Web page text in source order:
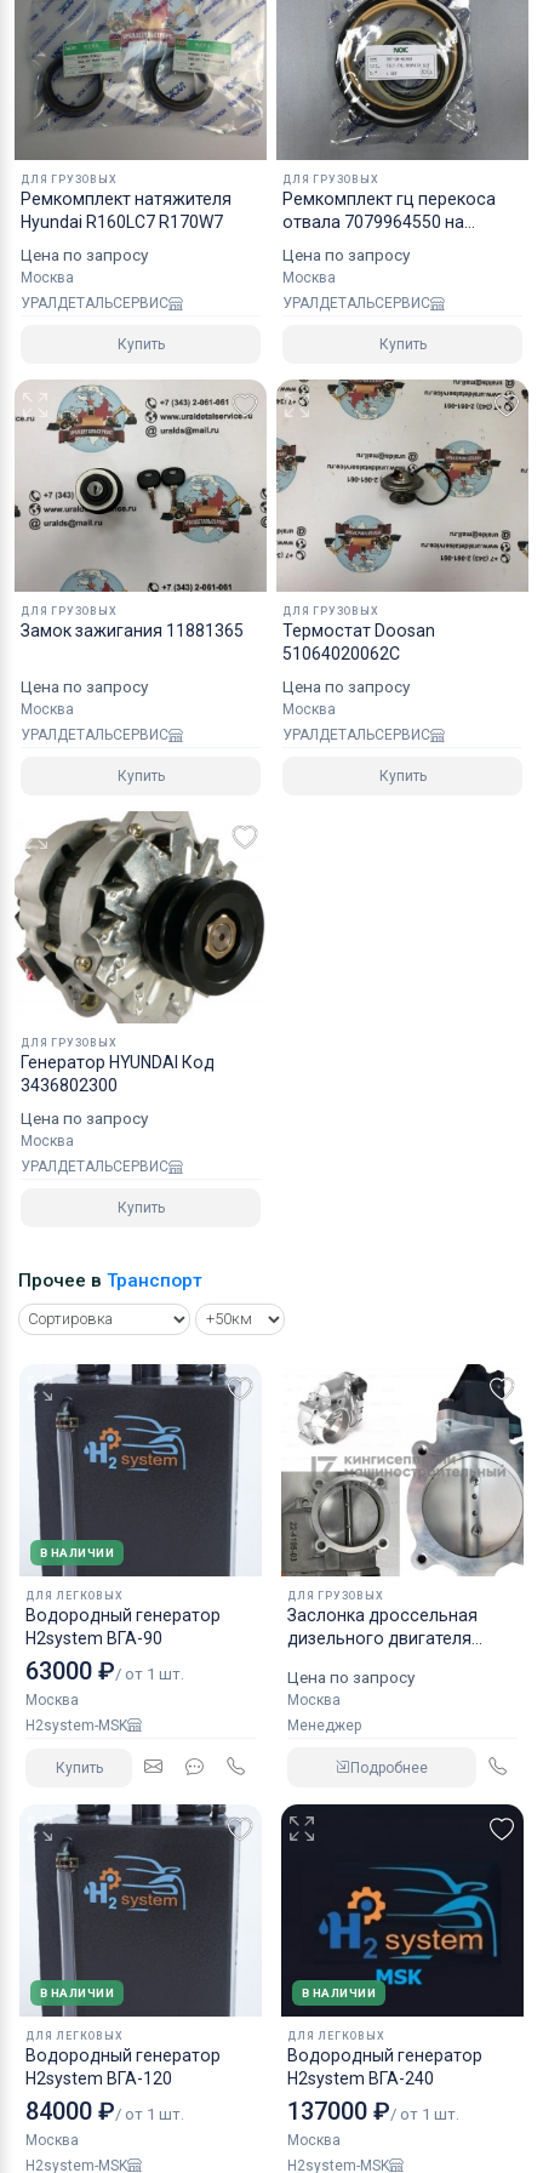
Коробки оптимального размера и с
надежным уровнем защиты.
Специалисты компании готовы взять на себя все
мероприятия по оформлению документов и
страны СНГ, Азии и ЕС.
ДЛЯ ГРУЗОВЫХ
Ремкомплект натяжителя
Hyundai R160LC7 R170W7
Цена по запросу
Москва
УРАЛДЕТАЛЬСЕРВИС
Купить
ДЛЯ ГРУЗОВЫХ
Рeмкoмплeкт гц перекоса
отвала 7079964550 на
Цена по запросу
Москва
УРАЛДЕТАЛЬСЕРВИС
Купить
ДЛЯ ГРУЗОВЫХ
Замок зажигания 11881365
Цена по запросу
Москва
УРАЛДЕТАЛЬСЕРВИС
Купить
ДЛЯ ГРУЗОВЫХ
Термостат Doosan
51064020062C
Цена по запросу
Москва
УРАЛДЕТАЛЬСЕРВИС
Купить
ДЛЯ ГРУЗОВЫХ
Генератор HYUNDAI Код
3436802300
Цена по запросу
Москва
УРАЛДЕТАЛЬСЕРВИС
Купить
Прочее в Транспорт
В НАЛИЧИИ
ДЛЯ ЛЕГКОВЫХ
Водородный генератор
H2system ВГА-90
63000 ₽/ от 1 шт.
Москва
H2system-MSK
Купить
ДЛЯ ГРУЗОВЫХ
Заслонка дроссельная
дизельного двигателя
Цена по запросу
Москва
Менеджер
Подробнее
В НАЛИЧИИ
ДЛЯ ЛЕГКОВЫХ
Водородный генератор
H2system ВГА-120
84000 ₽/ от 1 шт.
Москва
H2system-MSK
В НАЛИЧИИ
ДЛЯ ЛЕГКОВЫХ
Водородный генератор
H2system ВГА-240
137000 ₽/ от 1 шт.
Москва
H2system-MSK